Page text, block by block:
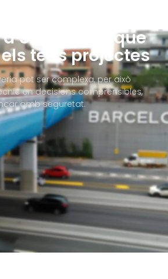
que
teus projectes
pot ser complexa, per això
en decisions comprensibles,
amb seguretat.